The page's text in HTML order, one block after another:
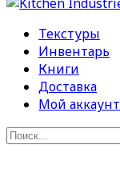
Текстуры
Инвентарь
Книги
Доставка
Мой аккаунт